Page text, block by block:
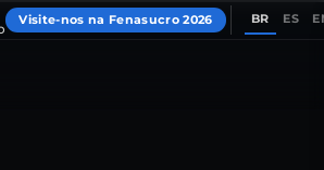
Visite-nos na Fenasucro 2026 BR ES